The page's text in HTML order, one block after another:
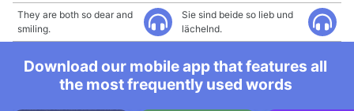
They are both so dear and
smiling.
Sie sind beide so lieb und
lächelnd.
Download our mobile app that features all
the most frequently used words